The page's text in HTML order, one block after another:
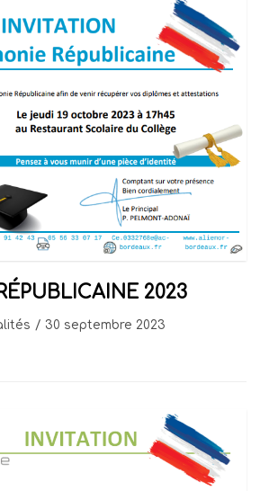
2023
30 septembre 2023